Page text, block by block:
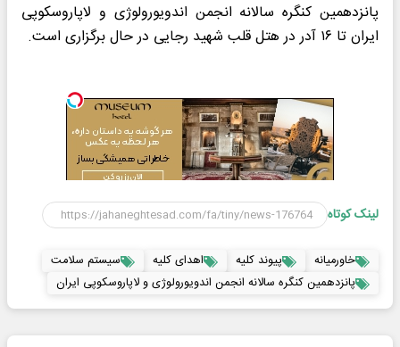
پانزدهمین کنگره سالانه انجمن اندویورولوژی و لاپاروسکوپی
ایران تا ۱۶ آدر در هتل قلب شهید رجایی در حال برگزاری است.
لینک کوتاه
خاورمیانه پیوند کلیه اهدای کلیه
سیستم سلامت
پانزدهمین کنگره سالانه انجمن اندویورولوژی و لاپاروسکوپی ایران